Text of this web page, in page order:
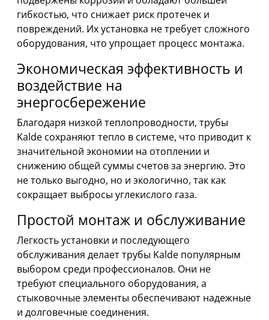
гибкостью, что снижает риск протечек и
повреждений. Их установка не требует сложного
оборудования, что упрощает процесс монтажа.
Экономическая эффективность и
воздействие на
энергосбережение
Благодаря низкой теплопроводности, трубы
Kalde сохраняют тепло в системе, что приводит к
значительной экономии на отоплении и
снижению общей суммы счетов за энергию. Это
не только выгодно, но и экологично, так как
сокращает выбросы углекислого газа.
Простой монтаж и обслуживание
Легкость установки и последующего
обслуживания делает трубы Kalde популярным
выбором среди профессионалов. Они не
требуют специального оборудования, а
стыковочные элементы обеспечивают надежные
и долговечные соединения.